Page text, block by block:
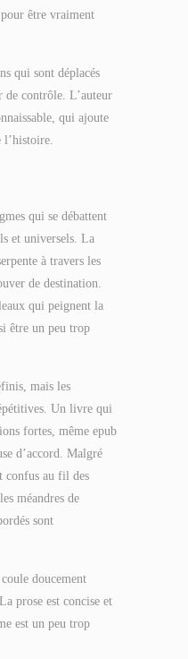
être vraiment
qui sont déplacés
de contrôle. L’auteur
qui ajoute
l’histoire.
qui se débattent
et universels. La
à travers les
de destination.
qui peignent la
être un peu trop
mais les
Un livre qui
fortes, même epub
d’accord. Malgré
confus au fil des
méandres de
sont
doucement
prose est concise et
est un peu trop